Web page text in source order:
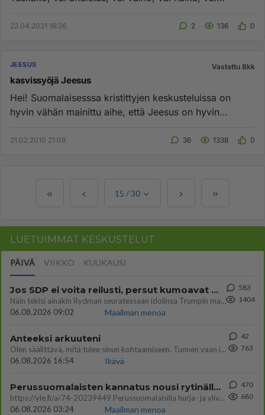
22.04.2021 16:26 2 136 0
JEESUS Vastattu 8kk
kasvissyöjä Jeesus
Hei! Suomalaisesssa kristittyjen keskusteluissa on
hyvin vähän mainittu aihe, että Jeesus on hyvin
21.02.2010 21:08 36 1338 0
15 /30
LUETUIMMAT KESKUSTELUT
PÄIVÄ VIIKKO KUUKAUSI
Jos SDP ei voita reilusti, persut kumoavat demokratian Suomesta
Näin tekisi ainakin Rydman seuratessaan idolinsa Trumpin mallia https://www.is.fi/politiikka/art-2000012187244.html
06.08.2026 09:02
Maailman menoa
583
1404
Anteeksi arkuuteni
Olen säälittävä, mitä tulee sinun kohtaamiseen. Tunnen vaan itseni todella epävarmaksi sun kanssa. Jos minun olisi pitän
06.08.2026 16:54
Ikävä
42
763
Perussuomalaisten kannatus nousi rytinällä Ylen tänään julkaisemassa tuoreimmassa gallup-kyselyssä.
https://yle.fi/a/74-20239449 Perussuomalaisilla hurja- ja ylivoimaisesti suurin nousu tässä uudessa Ylen gallupissa. Kyl
06.08.2026 03:24
Maailman menoa
470
680